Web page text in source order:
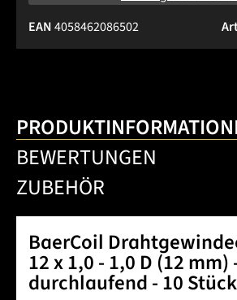
EAN4058462086502
BEWERTUNGEN
ZUBEHÖR
BaerCoil
12 x 1,0 - 1,0 D (12 mm)
durchlaufend - 10 Stück